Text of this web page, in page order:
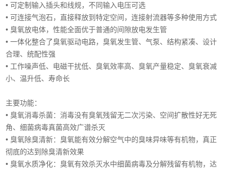
• 可定制输入插头和线规，不同输入电压可选
• 可连接气泡石，直接释放到特定空间，连接射流器等多种使用方式
• 臭氧放电体，性能全面优于普通的间隙放电发生管
• 一体化整合了臭氧驱动电路，臭氧发生管、气泵、结构紧凑、设计
合理、统配性强
• 工作噪声低、电磁干扰低、臭氧效率高、臭氧产量稳定、臭氧衰减
小、温升低、寿命长
主要功能：
• 臭氧消毒杀菌：消毒没有臭氧残留无二次污染、空间扩散性好无死
角、细菌病毒真菌高效广谱杀灭
• 臭氧除臭清新：臭氧能有效分解空气中的臭味异味等有机物，真正
彻底的达到除臭清新效果
• 臭氧水质净化：臭氧有效杀灭水中细菌病毒及分解残留有机物，达